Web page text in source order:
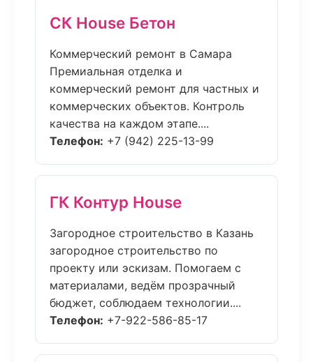
СК House Бетон
Коммерческий ремонт в Самара
Премиальная отделка и
коммерческий ремонт для частных и
коммерческих объектов. Контроль
качества на каждом этапе....
Телефон: +7 (942) 225-13-99
ГК Контур House
Загородное строительство в Казань
загородное строительство по
проекту или эскизам. Помогаем с
материалами, ведём прозрачный
бюджет, соблюдаем технологии....
Телефон: +7-922-586-85-17